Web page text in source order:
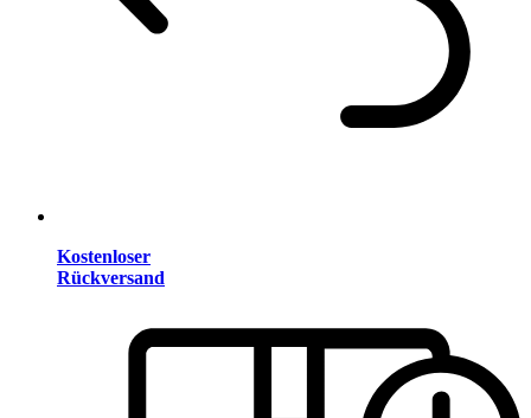
Kostenloser
Rückversand